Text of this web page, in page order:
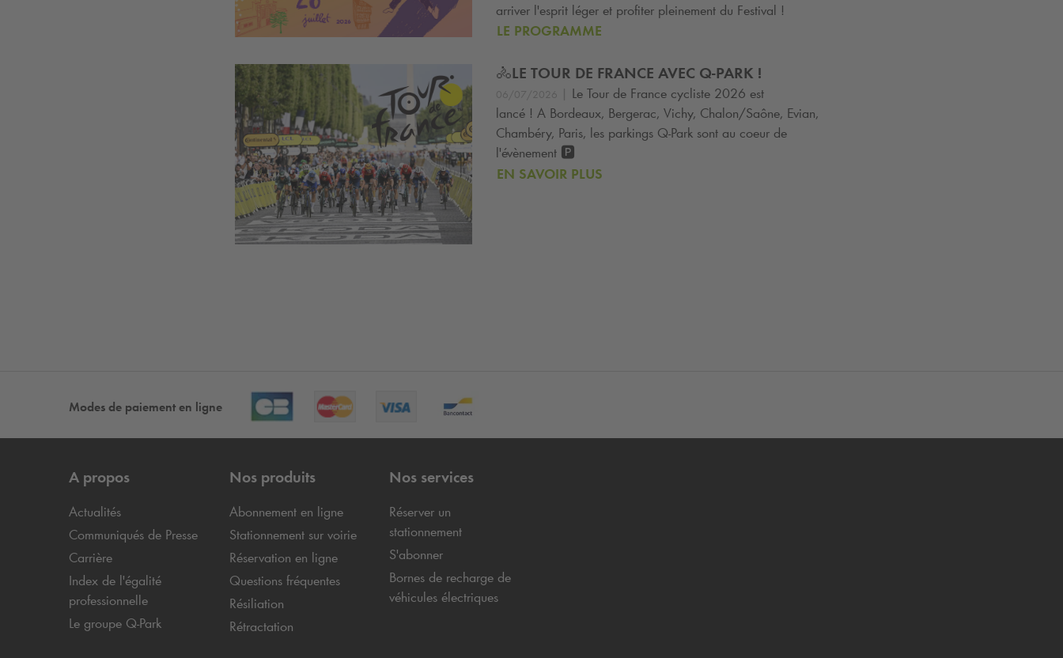
arriver l'esprit léger et profiter pleinement du Festival !
LE PROGRAMME
🚴LE TOUR DE FRANCE AVEC Q-PARK !
06/07/2026 | Le Tour de France cycliste 2026 est
lancé ! A Bordeaux, Bergerac, Vichy, Chalon/Saône, Evian,
Chambéry, Paris, les parkings Q-Park sont au coeur de
l'évènement 🅿️
EN SAVOIR PLUS
Modes de paiement en ligne
A propos
Actualités
Communiqués de Presse
Carrière
Index de l'égalité
professionnelle
Le groupe Q-Park
Nos produits
Abonnement en ligne
Stationnement sur voirie
Réservation en ligne
Questions fréquentes
Résiliation
Rétractation
Nos services
Réserver un
stationnement
S'abonner
Bornes de recharge de
véhicules électriques